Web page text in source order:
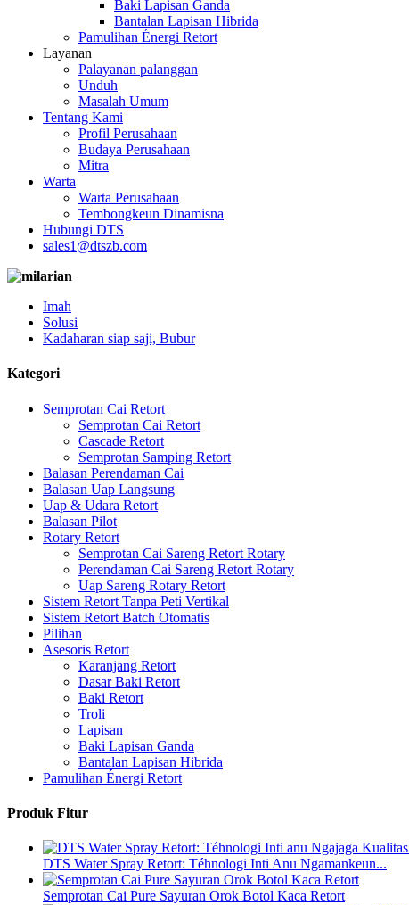
Baki Lapisan Ganda
Bantalan Lapisan Hibrida
Pamulihan Énergi Retort
Layanan
Palayanan palanggan
Unduh
Masalah Umum
Tentang Kami
Profil Perusahaan
Budaya Perusahaan
Mitra
Warta
Warta Perusahaan
Tembongkeun Dinamisna
Hubungi DTS
sales1@dtszb.com
Imah
Solusi
Kadaharan siap saji, Bubur
Kategori
Semprotan Cai Retort
Semprotan Cai Retort
Cascade Retort
Semprotan Samping Retort
Balasan Perendaman Cai
Balasan Uap Langsung
Uap & Udara Retort
Balasan Pilot
Rotary Retort
Semprotan Cai Sareng Retort Rotary
Perendaman Cai Sareng Retort Rotary
Uap Sareng Rotary Retort
Sistem Retort Tanpa Peti Vertikal
Sistem Retort Batch Otomatis
Pilihan
Asesoris Retort
Karanjang Retort
Dasar Baki Retort
Baki Retort
Troli
Lapisan
Baki Lapisan Ganda
Bantalan Lapisan Hibrida
Pamulihan Énergi Retort
Produk Fitur
DTS Water Spray Retort: ​​Téhnologi Inti Anu Ngamankeun...
Semprotan Cai Pure Sayuran Orok Botol Kaca Retort